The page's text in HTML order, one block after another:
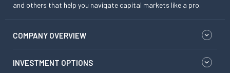
and others that help you navigate capital markets like a pro.
COMPANY OVERVIEW
INVESTMENT OPTIONS